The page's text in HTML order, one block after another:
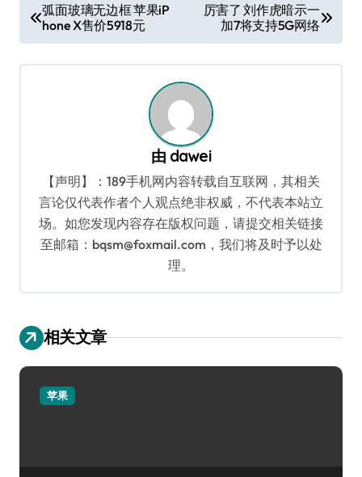
章
导
弧面玻璃无边框 苹果iP
hone X售价5918元
厉害了 刘作虎暗示一
加7将支持5G网络
由 dawei
【声明】：189手机网内容转载自互联网，其相关
言论仅代表作者个人观点绝非权威，不代表本站立
场。如您发现内容存在版权问题，请提交相关链接
至邮箱：bqsm@foxmail.com，我们将及时予以处
理。
相关文章
苹果